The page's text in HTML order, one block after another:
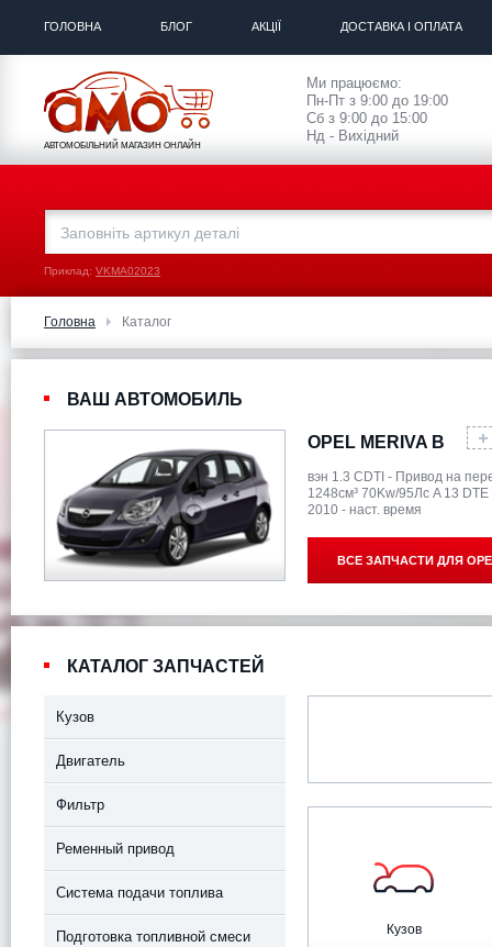
ГОЛОВНА БЛОГ АКЦІЇ ДОСТАВКА І ОПЛАТА
АВТОМОБІЛЬНИЙ МАГАЗИН ОНЛАЙН
Ми працюємо:
Пн-Пт з 9:00 до 19:00
Сб з 9:00 до 15:00
Нд - Вихідний
Приклад: VKMA02023
Головна Каталог
ВАШ АВТОМОБИЛЬ
OPEL MERIVA B
вэн 1.3 CDTI - Привод на
1248см³ 70Kw/95Лс A 13 DTE
2010 - наст. время
ВСЕ ЗАПЧАСТИ ДЛЯ
КАТАЛОГ ЗАПЧАСТЕЙ
Кузов
Двигатель
Фильтр
Ременный привод
Система подачи топлива
Подготовка топливной смеси Кузов